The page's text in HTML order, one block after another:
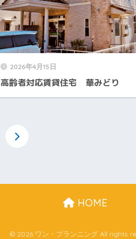
2026年4月15日
高齢者対応賃貸住宅 華みどり
HOME
© 2026 ワン・プランニング All rights